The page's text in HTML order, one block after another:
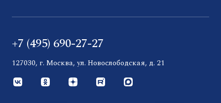
+7 (495) 690-27-27
127030, г. Москва, ул. Новослободская, д. 21